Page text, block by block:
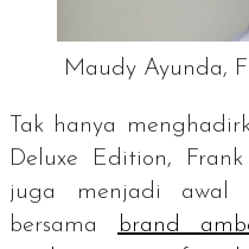
Maudy Ayunda,
Tak hanya
Deluxe Edition,
juga menjadi awal
bersama
brand